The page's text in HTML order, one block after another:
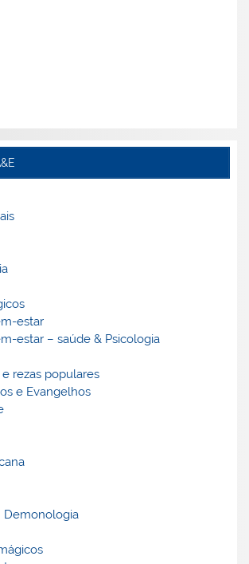
estar
estar – saúde & Psicologia
rezas populares
e Evangelhos
Demonologia